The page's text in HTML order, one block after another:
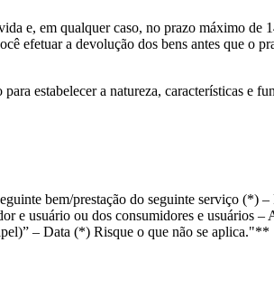
e, em qualquer caso, no prazo máximo de
efetuar a devolução dos bens antes que o
estabelecer a natureza, características e
bem/prestação do seguinte serviço (*) –
e usuário ou dos consumidores e usuários –
– Data (*) Risque o que não se aplica."**